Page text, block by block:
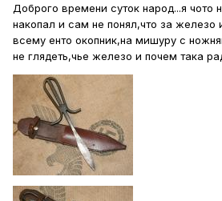
Доброго времени суток народ...я чото
накопал и сам не понял,что за железо
всему енто окопник,на мишуру с
не глядеть,чье железо и почем така